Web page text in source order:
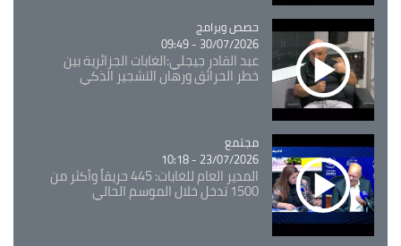
Catégorie
حصص وبرامج
30/07/2026 - 09:49
عبد القادر جيجلي:الغابات الجزائرية بين
خطر الحرائق ورهان التشجير الذكي
Catégorie
مجتمع
23/07/2026 - 10:18
المدير العام للغابات: 445 حريقاً وأكثر من
1500 تدخل خلال الموسم الحالي